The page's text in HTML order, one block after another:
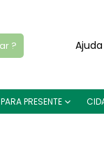
? Ajuda
PRESENTE